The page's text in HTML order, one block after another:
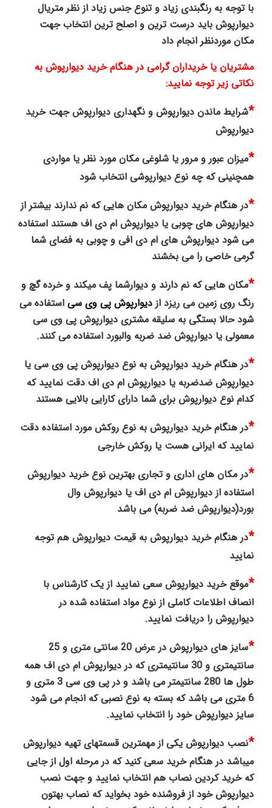
با توجه به رنگبندی زیاد و تنوع جنس زیاد از نظر متریال
دیوارپوش باید درست ترین و اصلح ترین انتخاب جهت
مکان موردنظر انجام داد
مشتریان یا خریداران گرامی در هنگام خرید دیوارپوش به
نکاتی زیر توجه نمایید:
*شرایط ماندن دیوارپوش و نگهداری دیوارپوش جهت خرید
دیوارپوش
*میزان عبور و مرور یا شلوغی مکان مورد نظر یا مواردی
همچنینی که چه نوع دیوارپوشی انتخاب شود
*در هنگام خرید دیوارپوش مکان هایی که نم ندارند بیشتر از
دیوارپوش های چوبی یا دیوارپوش ام دی اف هستند استفاده
می شود دیوارپوش های ام دی افی و چوبی به فضای شما
گرمی خاصی را می بخشند
*مکان هایی که نم دارند و دیوارشما پف میکند و خرده گچ و
رنگ روی زمین می ریزد ازدیوارپوش پی وی سی استفاده می
شود حالا بستگی به سلیقه مشتری دیوارپوش پی وی سی
معمولی یا دیوارپوش ضد ضربه والبورد استفاده می کنند.
*در هنگام خرید دیوارپوش به نوع دیوارپوش پی وی سی یا
دیوارپوش ضدضربه یا دیوارپوش ام دی اف دقت نمایید که
کدام نوع دیوارپوش برای شما دارای کارایی بالایی هستند
*در هنگام خرید دیوارپوش به نوع روکش مورد استفاده دقت
نمایید که ایرانی هست یا روکش خارجی
*در مکان های اداری و تجاری بهترین نوع خرید دیوارپوش
استفاده از دیوارپوش ام دی اف یا دیوارپوش وال
بورد(دیوارپوش ضد ضربه) می باشد
*در هنگام خرید دیوارپوش به قیمت دیوارپوش هم توجه
نمایید
*موقع خرید دیوارپوش سعی نمایید از یک کارشناس با
انصاف اطلاعات کاملی از نوع مواد استفاده شده در
دیوارپوش را دریافت نمایید.
*
سایز های دیوارپوش در عرض 20 سانتی متری و 25
سانتیمتری و 30 سانتیمتری که در دیوارپوش ام دی اف همه
طول ها 280 سانتیمتر می باشد و در پی وی سی 3 متری و
6 متری می باشد که بسته به نوع نصبی که انجام می شود
سایز دیوارپوش خود را انتخاب نمایید.
*نصب دیوارپوش یکی از مهمترین قسمتهای تهیه دیوارپوش
میباشد در هنگام خرید سعی کنید که در مرحله اول از جایی
که خرید کردین نصاب هم انتخاب نمایید و جهت نصب
دیوارپوش خود از فروشنده خود بخواید که نصاب بهتون